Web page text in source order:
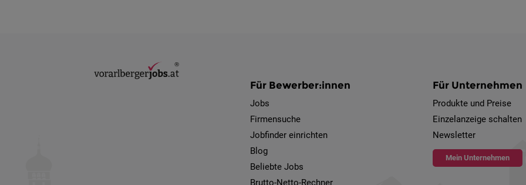
Für Bewerber:innen
Jobs
Firmensuche
Jobfinder einrichten
Blog
Beliebte Jobs
Brutto-Netto-Rechner
Für Unternehmen
Produkte und Preise
Einzelanzeige schalten
Newsletter
Mein Unternehmen